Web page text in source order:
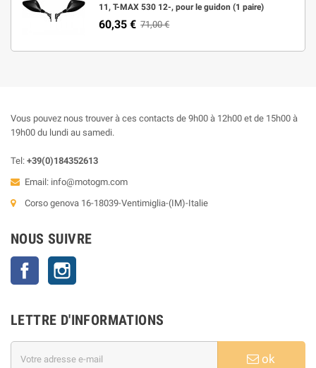
11, T-MAX 530 12-, pour le guidon (1 paire)
60,35 € 71,00 €
Vous pouvez nous trouver à ces contacts de 9h00 à 12h00 et de 15h00 à
19h00 du lundi au samedi.
Tel: +39(0)184352613
Email: info@motogm.com
Corso genova 16-18039-Ventimiglia-(IM)-Italie
NOUS SUIVRE
Facebook
LETTRE D'INFORMATIONS
ok